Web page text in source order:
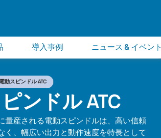
導入事例 ニュース & イベント
電動スピンドル ATC
ンドル ATC
量産される電動スピンドルは、高い信頼
く、幅広い出力と動作速度を特長として